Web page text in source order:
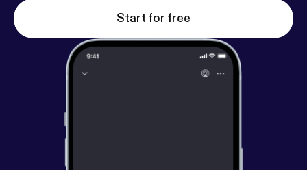
Start for free